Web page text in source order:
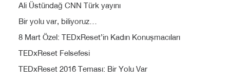
Ali Üstündağ CNN Türk yayını
Bir yolu var, biliyoruz…
8 Mart Özel: TEDxReset’in Kadın Konuşmacıları
TEDxReset Felsefesi
TEDxReset 2016 Teması: Bir Yolu Var